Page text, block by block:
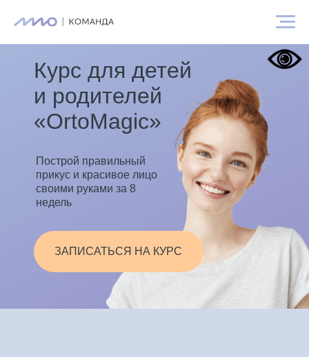
Курс для детей
и родителей
«OrtoMagic»
ЗАПИСАТЬСЯ НА КУРС
Построй правильный
прикус и красивое лицо
своими руками за 8
недель